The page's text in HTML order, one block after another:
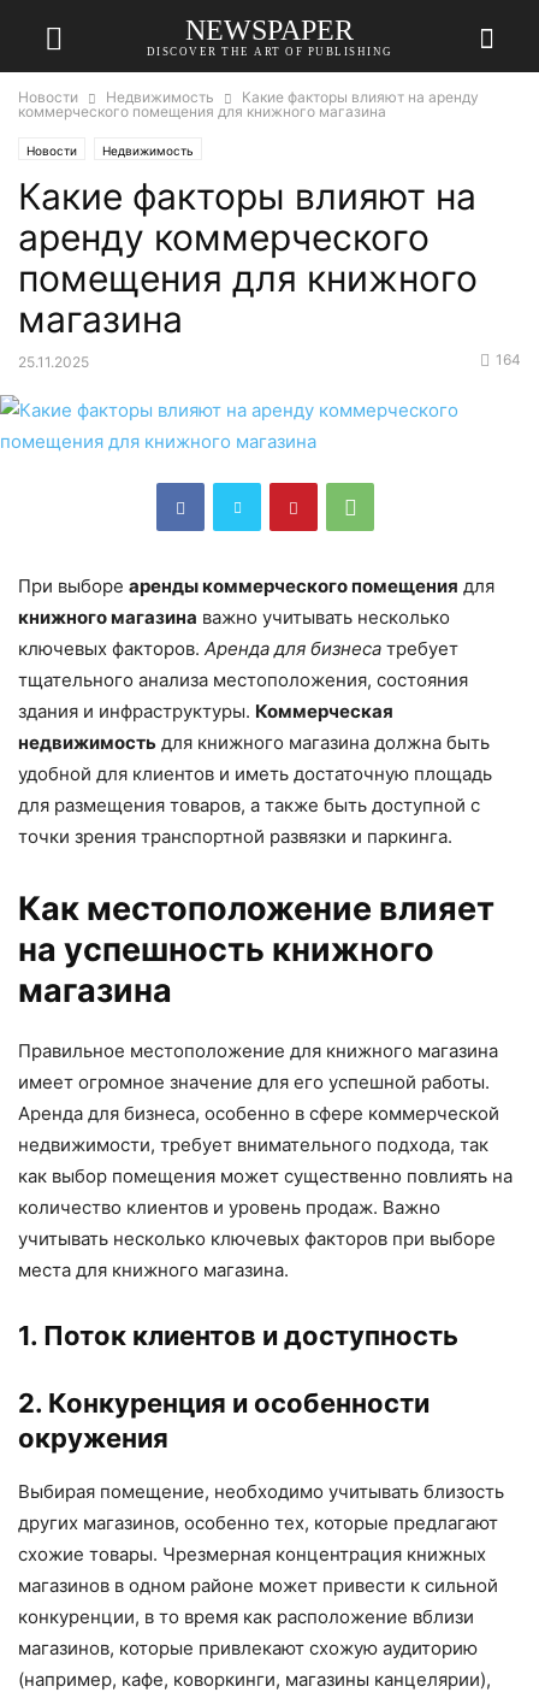
NEWSPAPER
DISCOVER THE ART OF PUBLISHING
Новости Недвижимость
Какие факторы влияют на аренду
коммерческого помещения для книжного магазина
Новости Недвижимость
Какие факторы влияют на
аренду коммерческого
помещения для книжного
магазина
25.11.2025 164
При выборе аренды коммерческого помещения для
книжного магазина важно учитывать несколько
ключевых факторов. Аренда для бизнеса требует
тщательного анализа местоположения, состояния
здания и инфраструктуры. Коммерческая
недвижимость для книжного магазина должна быть
удобной для клиентов и иметь достаточную площадь
для размещения товаров, а также быть доступной с
точки зрения транспортной развязки и паркинга.
Как местоположение влияет
на успешность книжного
магазина
Правильное местоположение для книжного магазина
имеет огромное значение для его успешной работы.
Аренда для бизнеса, особенно в сфере коммерческой
недвижимости, требует внимательного подхода, так
как выбор помещения может существенно повлиять на
количество клиентов и уровень продаж. Важно
учитывать несколько ключевых факторов при выборе
места для книжного магазина.
1. Поток клиентов и доступность
2. Конкуренция и особенности
окружения
Выбирая помещение, необходимо учитывать близость
других магазинов, особенно тех, которые предлагают
схожие товары. Чрезмерная концентрация книжных
магазинов в одном районе может привести к сильной
конкуренции, в то время как расположение вблизи
магазинов, которые привлекают схожую аудиторию
(например, кафе, коворкинги, магазины канцелярии),